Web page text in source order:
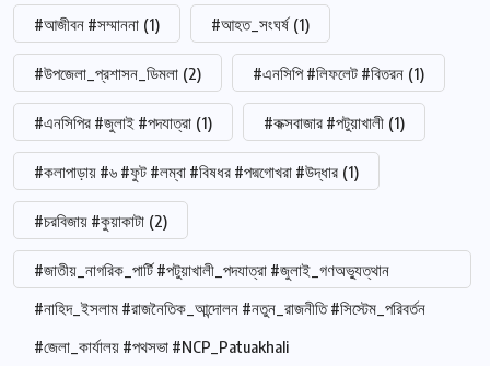
#আজীবন #সম্মাননা (1) #আহত_সংঘর্ষ (1)
#উপজেলা_প্রশাসন_ডিমলা (2) #এনসিপি #লিফলেট #বিতরন (1)
#এনসিপির #জুলাই #পদযাত্রা (1) #কক্সবাজার #পটুয়াখালী (1)
#কলাপাড়ায় #৬ #ফুট #লম্বা #বিষধর #পদ্মগোখরা #উদ্ধার (1)
#চরবিজায় #কুয়াকাটা (2)
#জাতীয়_নাগরিক_পার্টি #পটুয়াখালী_পদযাত্রা #জুলাই_গণঅভ্যুত্থান
#নাহিদ_ইসলাম #রাজনৈতিক_আন্দোলন #নতুন_রাজনীতি #সিস্টেম_পরিবর্তন
#জেলা_কার্যালয় #পথসভা #NCP_Patuakhali